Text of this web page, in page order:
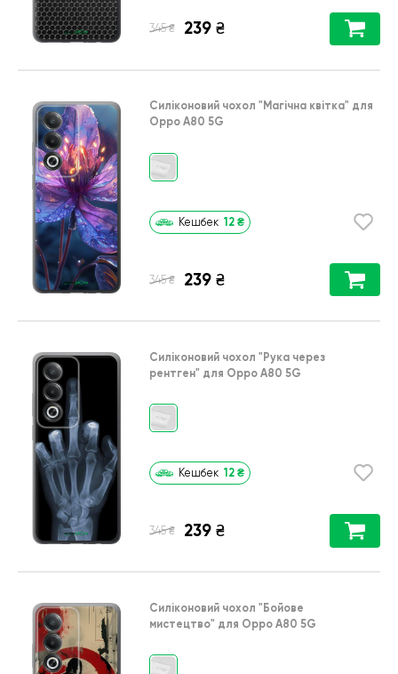
345 ₴ 239 ₴
Силіконовий чохол "Магічна квітка" для
Oppo A80 5G
Кешбек 12 ₴
345 ₴ 239 ₴
Силіконовий чохол "Рука через
рентген" для Oppo A80 5G
Кешбек 12 ₴
345 ₴ 239 ₴
Силіконовий чохол "Бойове
мистецтво" для Oppo A80 5G